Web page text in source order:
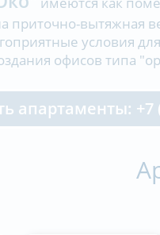
приточно-вытяжная
условия
офисов типа
апартаменты: +7